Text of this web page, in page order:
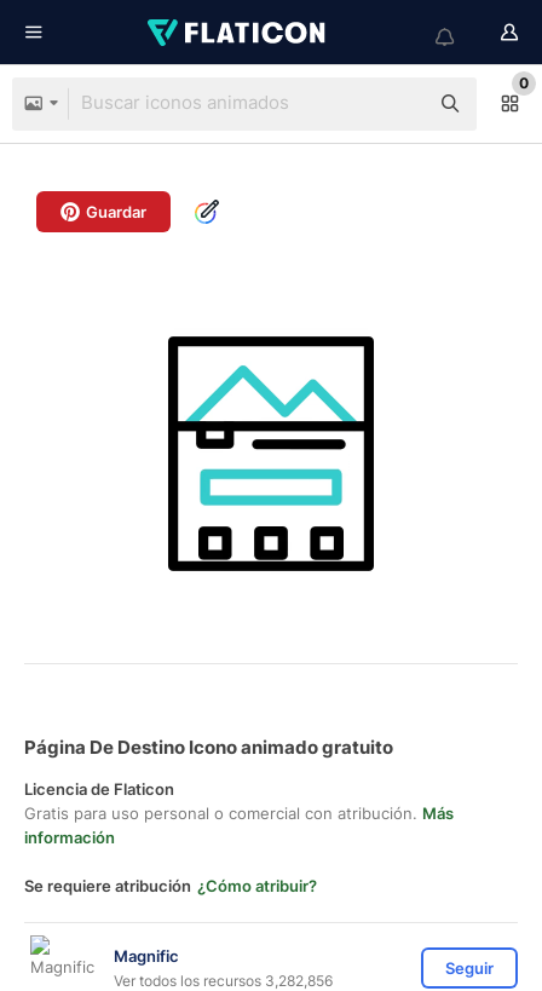
0
Guardar
Página De Destino Icono animado gratuito
Licencia de Flaticon
Gratis para uso personal o comercial con atribución. Más
información
Se requiere atribución ¿Cómo atribuir?
Magnific
Ver todos los recursos 3,282,856
Seguir